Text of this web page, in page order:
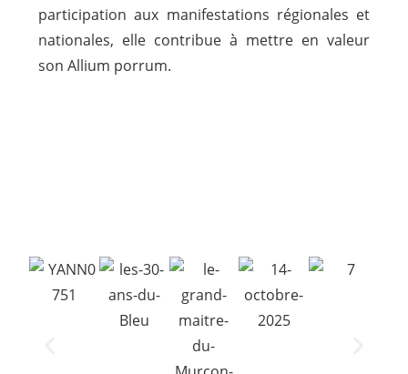
participation aux manifestations régionales et
nationales, elle contribue à mettre en valeur
son Allium porrum.